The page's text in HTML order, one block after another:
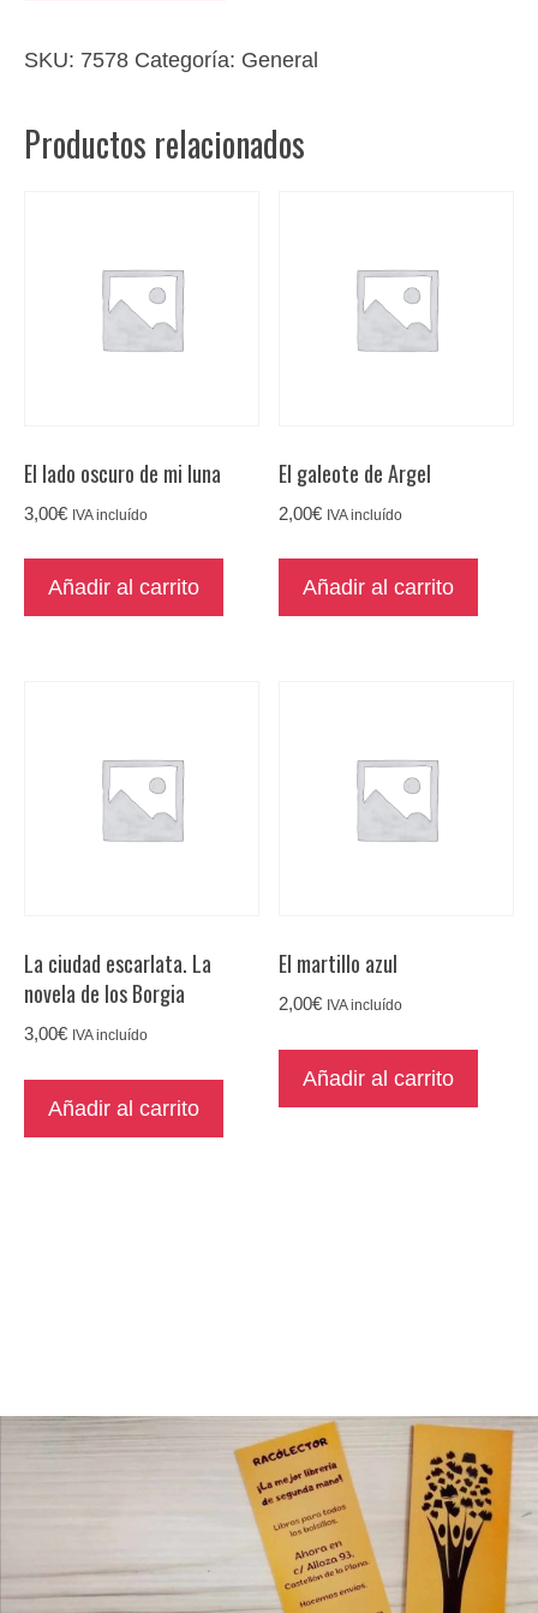
SKU: 7578 Categoría: General
Productos relacionados
El lado oscuro de mi luna
3,00€ IVA incluído
Añadir al carrito
El galeote de Argel
2,00€ IVA incluído
Añadir al carrito
La ciudad escarlata. La
novela de los Borgia
3,00€ IVA incluído
Añadir al carrito
El martillo azul
2,00€ IVA incluído
Añadir al carrito